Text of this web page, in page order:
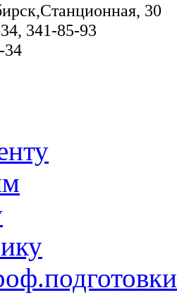
30
341-85-93
34